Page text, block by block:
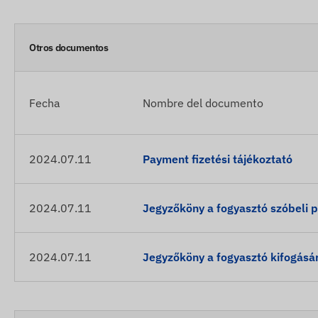
Otros documentos
Fecha Nombre del documento
2024.07.11 Payment fizetési tájékoztató
2024.07.11 Jegyzőköny a fogyasztó szóbeli
2024.07.11 Jegyzőköny a fogyasztó